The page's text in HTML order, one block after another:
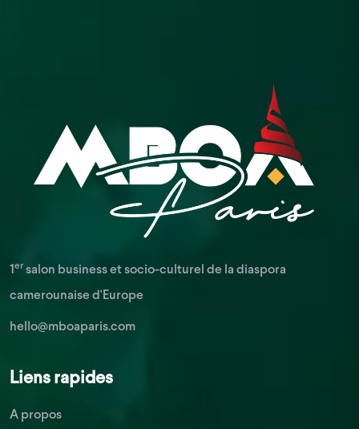
1 er salon business et socio-culturel de la diaspora
camerounaise d'Europe
hello@mboaparis.com
Liens rapides
A propos